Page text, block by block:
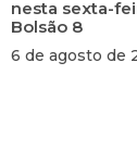
nesta sexta-
Bolsão 8
6 de agosto de